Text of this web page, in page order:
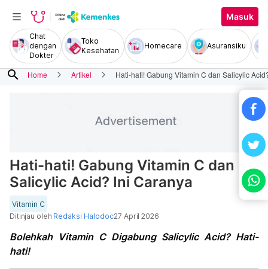
Masuk
Chat
dengan
Dokter
Toko
Kesehatan
Homecare Asuransiku
search Home Artikel Hati-hati! Gabung Vitamin C dan Salicylic
Hati-hati! Gabung Vitamin C dan
Salicylic Acid? Ini Caranya
Vitamin C
Ditinjau oleh Redaksi Halodoc27 April 2026
Bolehkah Vitamin C Digabung Salicylic Acid? Hati-
hati!